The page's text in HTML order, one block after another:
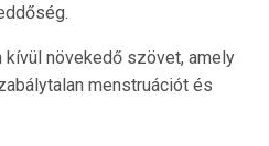
kívül növekedő szövet, amely
menstruációt és